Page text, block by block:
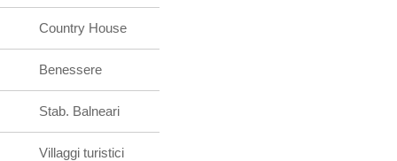
Country House
Benessere
Stab. Balneari
Villaggi turistici